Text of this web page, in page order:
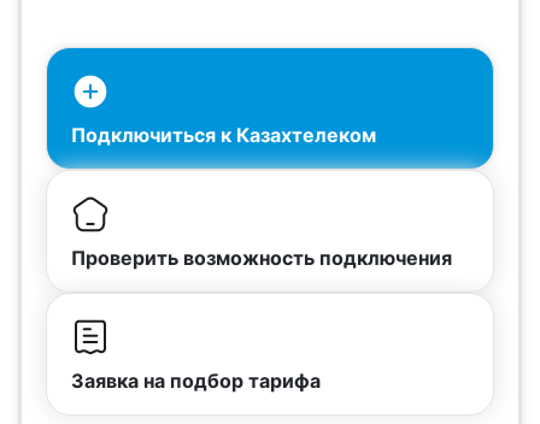
Подключиться к Казахтелеком
Проверить возможность подключения
Заявка на подбор тарифа